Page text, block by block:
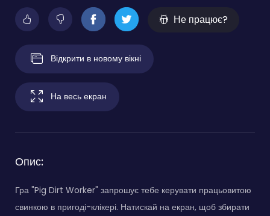
Не працює?
Відкрити в новому вікні
На весь екран
Опис:
Гра "Pig Dirt Worker" запрошує тебе керувати працьовитою
свинкою в пригоді-клікері. Натискай на екран, щоб збирати